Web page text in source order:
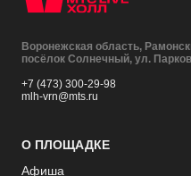
Воронежская область,
посёлок Солнечный, ул.
+7 (473) 300-29-98
mlh-vrn@mts.ru
О ПЛОЩАДКЕ
Афиша